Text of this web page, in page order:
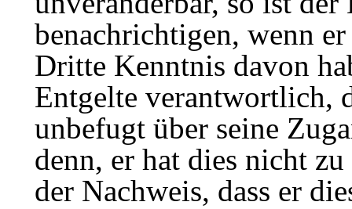
benachrichtigen, wenn
Dritte Kenntnis davon
Entgelte verantwortlich,
unbefugt über seine
denn, er hat dies nicht
der Nachweis, dass er